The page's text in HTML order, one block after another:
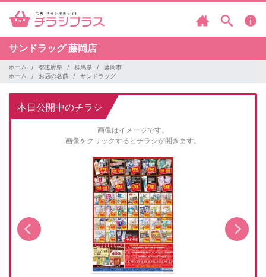
サンドラッグ藤岡店
ホーム 都道府県 群馬県
藤岡市
ホーム
お店の名前 サンドラッグ
本日公開中のチラシ
画像はイメージです。
画像をクリックするとチラシが開きます。